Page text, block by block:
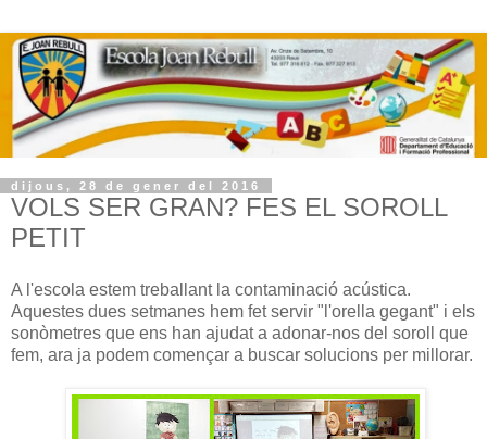
dijous, 28 de gener del 2016
VOLS SER GRAN? FES EL SOROLL
PETIT
A l'escola estem treballant la contaminació acústica.
Aquestes dues setmanes hem fet servir "l'orella gegant" i els
sonòmetres que ens han ajudat a adonar-nos del soroll que
fem, ara ja podem començar a buscar solucions per millorar.